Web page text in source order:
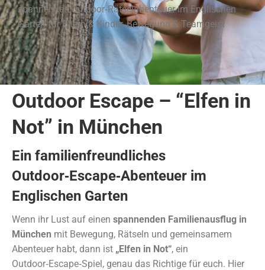
spannendes Outdoor‑Rätselabenteuer im Englischen
Garten für Eltern & Kinder, Bewegung & Teamgeist
Outdoor Escape – “Elfen in
Not” in München
Ein familienfreundliches
Outdoor‑Escape‑Abenteuer im
Englischen Garten
Wenn ihr Lust auf einen spannenden Familienausflug in
München mit Bewegung, Rätseln und gemeinsamem
Abenteuer habt, dann ist „Elfen in Not“, ein
Outdoor‑Escape‑Spiel, genau das Richtige für euch. Hier